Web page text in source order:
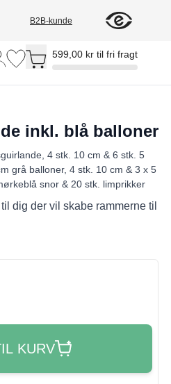
B2B-kunde
Toggle minicart, Cart is empty
599,00 kr til fri fragt
inkl. blå balloner
4 stk. 10 cm & 6 stk. 5
grå balloner, 4 stk. 10 cm & 3 x 5
snor & 20 stk. limprikker
dig der vil skabe rammerne til
KURV